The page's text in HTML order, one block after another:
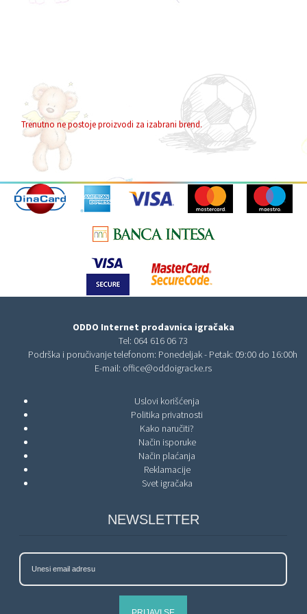
Trenutno ne postoje proizvodi za izabrani brend.
ODDO Internet prodavnica igračaka
Tel: 064 616 06 73
Podrška i poručivanje telefonom: Ponedeljak - Petak: 09:00 do 16:00h
E-mail: office@oddoigracke.rs
Uslovi korišćenja
Politika privatnosti
Kako naručiti?
Način isporuke
Način plaćanja
Reklamacije
Svet igračaka
NEWSLETTER